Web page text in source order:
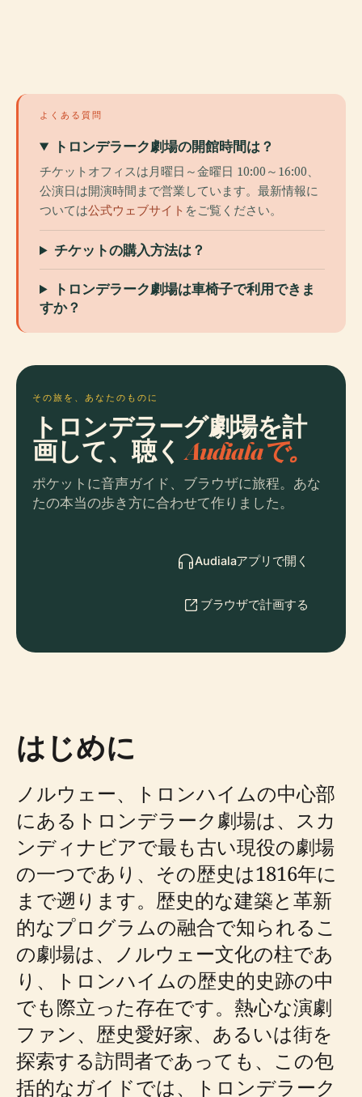
よくある質問
トロンデラーク劇場の開館時間は？
チケットオフィスは月曜日～金曜日 10:00～16:00、
公演日は開演時間まで営業しています。最新情報に
ついては公式ウェブサイト をご覧ください。
チケットの購入方法は？
トロンデラーク劇場は車椅子で利用できま
すか？
その旅を、あなたのものに
トロンデラーグ劇場を計
画して、聴くAudialaで。
ポケットに音声ガイド、ブラウザに旅程。あな
たの本当の歩き方に合わせて作りました。
Audialaアプリで開く
ブラウザで計画する
はじめに
ノルウェー、トロンハイムの中心部
にあるトロンデラーク劇場は、スカ
ンディナビアで最も古い現役の劇場
の一つであり、その歴史は1816年に
まで遡ります。歴史的な建築と革新
的なプログラムの融合で知られるこ
の劇場は、ノルウェー文化の柱であ
り、トロンハイムの歴史的史跡の中
でも際立った存在です。熱心な演劇
ファン、歴史愛好家、あるいは街を
探索する訪問者であっても、この包
括的なガイドでは、トロンデラーク